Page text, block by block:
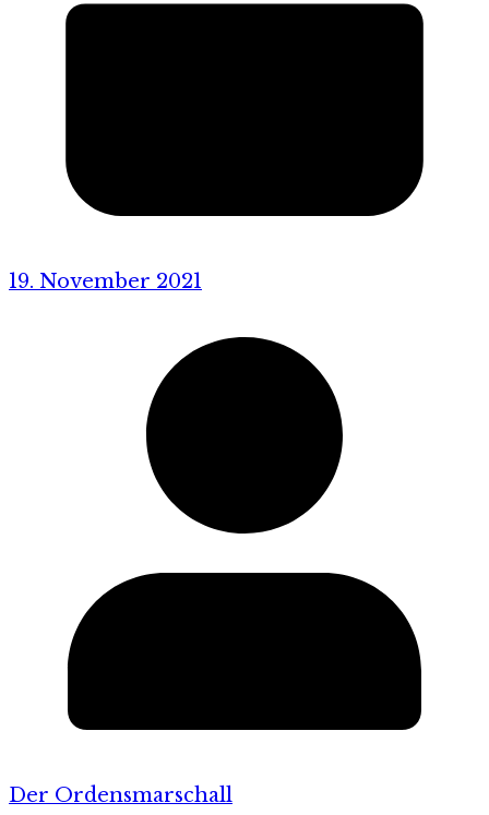
19. November 2021
Der Ordensmarschall